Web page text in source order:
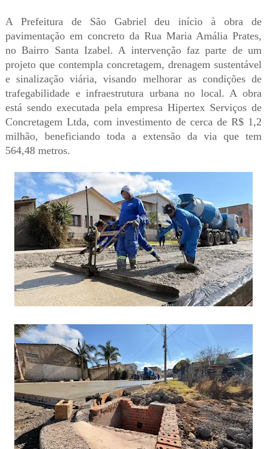
A Prefeitura de São Gabriel deu início à obra de
pavimentação em concreto da Rua Maria Amália Prates,
no Bairro Santa Izabel. A intervenção faz parte de um
projeto que contempla concretagem, drenagem sustentável
e sinalização viária, visando melhorar as condições de
trafegabilidade e infraestrutura urbana no local. A obra
está sendo executada pela empresa Hipertex Serviços de
Concretagem Ltda, com investimento de cerca de R$ 1,2
milhão, beneficiando toda a extensão da via que tem
564,48 metros.